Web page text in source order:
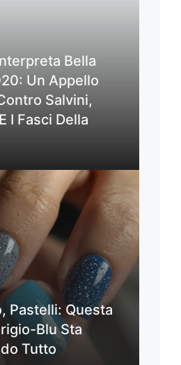
Bella
Un Appello
Salvini,
I Fasci Della
Pastelli: Questa
Blu Sta
Tutto